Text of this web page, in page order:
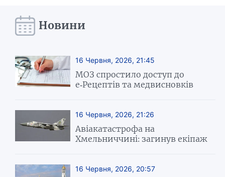
Новини
16 Червня, 2026, 21:45
МОЗ спростило доступ до
е‑Рецептів та медвисновків
16 Червня, 2026, 21:26
Авіакатастрофа на
Хмельниччині: загинув екіпаж
16 Червня, 2026, 20:57